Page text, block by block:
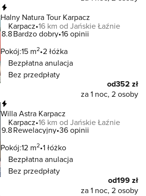
Halny Natura Tour Karpacz
Karpacz 16 km od Jańskie Łaźnie
8.8Bardzo dobry 16 opinii
Pokój:15 m2 2 łóżka
Bezpłatna anulacja
Bez przedpłaty
od352 zł
za 1 noc, 2 osoby
Willa Astra Karpacz
Karpacz 16 km od Jańskie Łaźnie
9.8Rewelacyjny 36 opinii
Pokój:12 m2 1 łóżko
Bezpłatna anulacja
Bez przedpłaty
od199 zł
za 1 noc, 2 osoby